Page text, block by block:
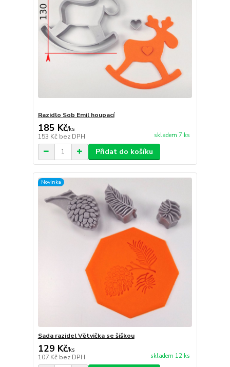
Razidlo Sob Emil houpací
185 Kč/ks
153 Kč bez DPH skladem 7 ks
Přidat do košíku
Novinka
Sada razidel Větvička se šiškou
129 Kč/ks
107 Kč bez DPH skladem 12 ks